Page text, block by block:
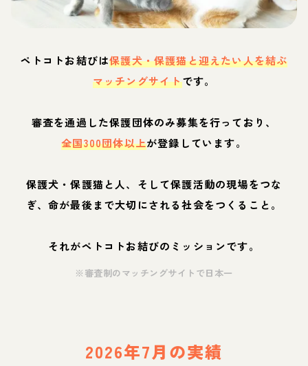
ペトコトお結びは保護犬・保護猫と迎えたい人を結ぶ
マッチングサイトです。
審査を通過した保護団体のみ募集を行っており、
全国300団体以上が登録しています。
保護犬・保護猫と人、そして保護活動の現場をつな
ぎ、命が最後まで大切にされる社会をつくること。
それがペトコトお結びのミッションです。
※審査制のマッチングサイトで日本一
2026年7月の実績